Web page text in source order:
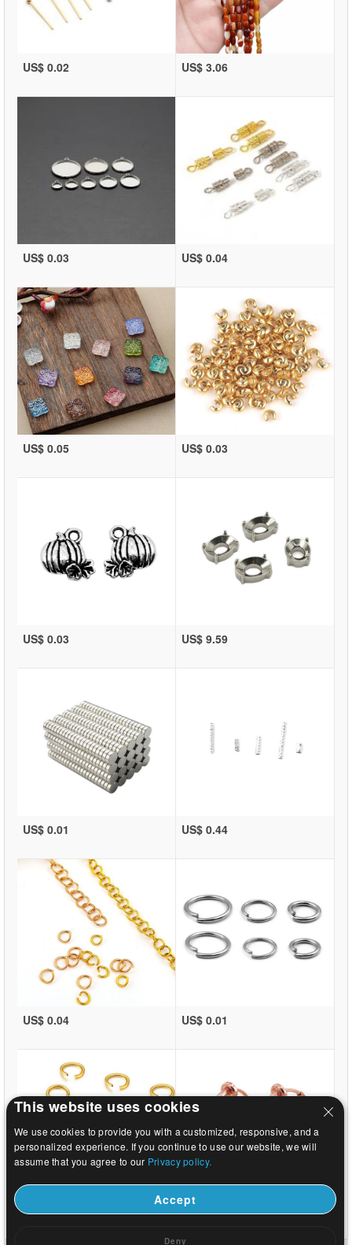
US$ 0.02 US$ 3.06
US$ 0.03 US$ 0.04
US$ 0.05 US$ 0.03
US$ 0.03 US$ 9.59
US$ 0.01 US$ 0.44
US$ 0.04 US$ 0.01
US$ 0.01 US$ 0.29
This website uses cookies
We use cookies to provide you with a customized, responsive, and a
personalized experience. If you continue to use our website, we will
assume that you agree to our Privacy policy.
Accept
Deny